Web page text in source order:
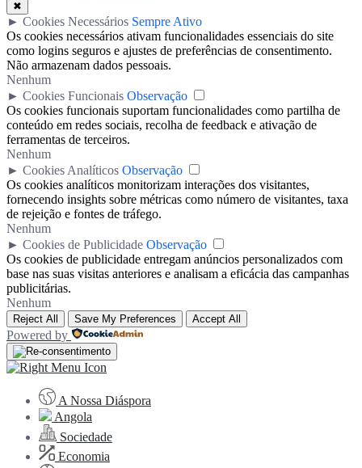
✖
► Cookies Necessários Sempre Ativo
Os cookies necessários ativam funcionalidades essenciais do site
como logins seguros e ajustes de preferências de consentimento.
Não armazenam dados pessoais.
Nenhum
► Cookies Funcionais Observação
Os cookies funcionais suportam funcionalidades como partilha de
conteúdo em redes sociais, recolha de feedback e ativação de
ferramentas de terceiros.
Nenhum
► Cookies Analíticos Observação
Os cookies analíticos monitorizam interações dos visitantes,
fornecendo insights sobre métricas como número de visitantes, taxa
de rejeição e fontes de tráfego.
Nenhum
► Cookies de Publicidade Observação
Os cookies de publicidade entregam anúncios personalizados com
base nas suas visitas anteriores e analisam a eficácia das campanhas
publicitárias.
Nenhum
Reject All Save My Preferences Accept All
Powered by
A Nossa Diáspora
Angola
Sociedade
Economia